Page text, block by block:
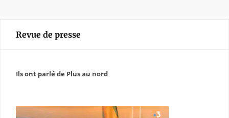
Revue de presse
Ils ont parlé de Plus au nord